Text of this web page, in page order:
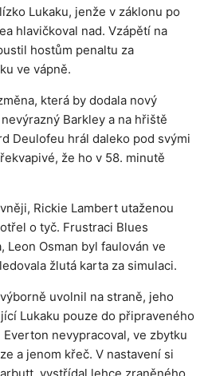
Lukaku, jenže v záklonu po
hlavičkoval nad. Vzápětí na
hostům penaltu za
ve vápně.
která by dodala nový
Barkley a na hřiště
Deulofeu hrál daleko pod svými
že ho v 58. minutě
Rickie Lambert utaženou
o tyč. Frustraci Blues
Leon Osman byl faulován ve
žlutá karta za simulaci.
uvolnil na straně, jeho
Lukaku pouze do připraveného
nevypracoval, ve zbytku
a jenom křeč. V nastavení si